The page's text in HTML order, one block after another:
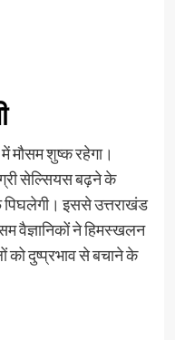
मौसम शुष्क रहेगा।
सेल्सियस बढ़ने के
पिघलेगी। इससे उत्तराखंड
वैज्ञानिकों ने हिमस्खलन
को दुष्प्रभाव से बचाने के